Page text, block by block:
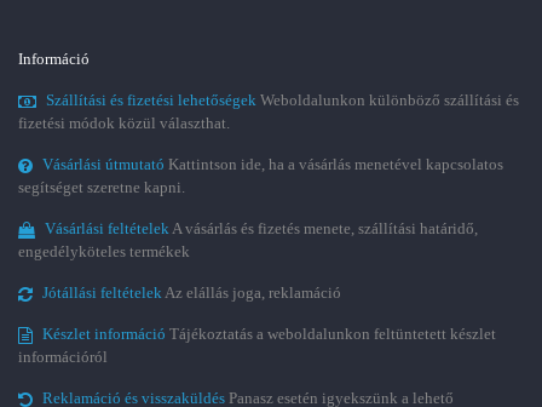
Információ
Szállítási és fizetési lehetőségek Weboldalunkon különböző szállítási és
fizetési módok közül választhat.
Vásárlási útmutató Kattintson ide, ha a vásárlás menetével kapcsolatos
segítséget szeretne kapni.
Vásárlási feltételekA vásárlás és fizetés menete, szállítási határidő,
engedélyköteles termékek
Jótállási feltételekAz elállás joga, reklamáció
Készlet információ Tájékoztatás a weboldalunkon feltüntetett készlet
információról
Reklamáció és visszaküldés Panasz esetén igyekszünk a lehető